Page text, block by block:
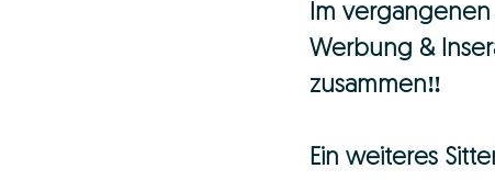
Im
Werbung &
zusammen‼️
Ein weiteres